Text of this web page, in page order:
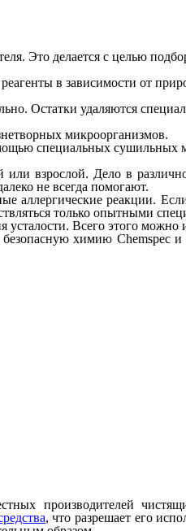
Это делается с целью
в зависимости от
Остатки удаляются
микроорганизмов.
специальных сушильных
взрослой. Дело в
не всегда помогают.
реакции.
только опытными
Всего этого можно
химию Chemspec
производителей
, что разрешает его